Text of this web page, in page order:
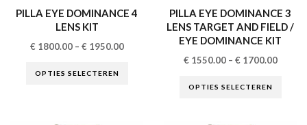
PILLA EYE DOMINANCE 4
LENS KIT
€1800.00– €1950.00
OPTIES SELECTEREN
PILLA EYE DOMINANCE 3
LENS TARGET AND FIELD /
EYE DOMINANCE KIT
€1550.00– €1700.00
OPTIES SELECTEREN